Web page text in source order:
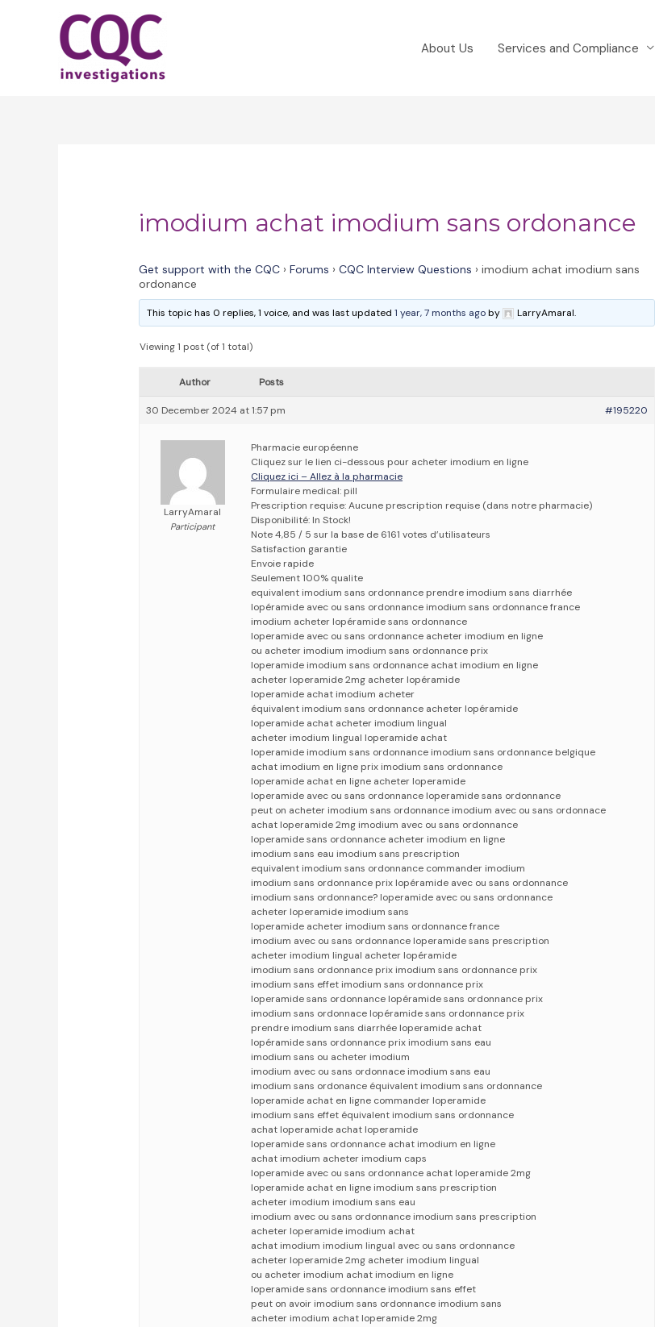
About Us Services and Compliance
imodium achat imodium sans ordonance
Get support with the CQC › Forums › CQC Interview Questions › imodium achat imodium sans
ordonance
This topic has 0 replies, 1 voice, and was last updated1 year, 7 months agoby LarryAmaral.
Viewing 1 post (of 1 total)
Author Posts
30 December 2024 at 1:57 pm #195220
LarryAmaral
Participant
Pharmacie européenne
Cliquez sur le lien ci-dessous pour acheter imodium en ligne
Cliquez ici – Allez à la pharmacie
Formulaire medical: pill
Prescription requise: Aucune prescription requise (dans notre pharmacie)
Disponibilité: In Stock!
Note 4,85 / 5 sur la base de 6161 votes d’utilisateurs
Satisfaction garantie
Envoie rapide
Seulement 100% qualite
equivalent imodium sans ordonnance prendre imodium sans diarrhée
lopéramide avec ou sans ordonnance imodium sans ordonnance france
imodium acheter lopéramide sans ordonnance
loperamide avec ou sans ordonnance acheter imodium en ligne
ou acheter imodium imodium sans ordonnance prix
loperamide imodium sans ordonnance achat imodium en ligne
acheter loperamide 2mg acheter lopéramide
loperamide achat imodium acheter
équivalent imodium sans ordonnance acheter lopéramide
loperamide achat acheter imodium lingual
acheter imodium lingual loperamide achat
loperamide imodium sans ordonnance imodium sans ordonnance belgique
achat imodium en ligne prix imodium sans ordonnance
loperamide achat en ligne acheter loperamide
loperamide avec ou sans ordonnance loperamide sans ordonnance
peut on acheter imodium sans ordonnance imodium avec ou sans ordonnace
achat loperamide 2mg imodium avec ou sans ordonnance
loperamide sans ordonnance acheter imodium en ligne
imodium sans eau imodium sans prescription
equivalent imodium sans ordonnance commander imodium
imodium sans ordonnance prix lopéramide avec ou sans ordonnance
imodium sans ordonnance? loperamide avec ou sans ordonnance
acheter loperamide imodium sans
loperamide acheter imodium sans ordonnance france
imodium avec ou sans ordonnance loperamide sans prescription
acheter imodium lingual acheter lopéramide
imodium sans ordonnance prix imodium sans ordonnance prix
imodium sans effet imodium sans ordonnance prix
loperamide sans ordonnance lopéramide sans ordonnance prix
imodium sans ordonnace lopéramide sans ordonnance prix
prendre imodium sans diarrhée loperamide achat
lopéramide sans ordonnance prix imodium sans eau
imodium sans ou acheter imodium
imodium avec ou sans ordonnace imodium sans eau
imodium sans ordonance équivalent imodium sans ordonnance
loperamide achat en ligne commander loperamide
imodium sans effet équivalent imodium sans ordonnance
achat loperamide achat loperamide
loperamide sans ordonnance achat imodium en ligne
achat imodium acheter imodium caps
loperamide avec ou sans ordonnance achat loperamide 2mg
loperamide achat en ligne imodium sans prescription
acheter imodium imodium sans eau
imodium avec ou sans ordonnance imodium sans prescription
acheter loperamide imodium achat
achat imodium imodium lingual avec ou sans ordonnance
acheter loperamide 2mg acheter imodium lingual
ou acheter imodium achat imodium en ligne
loperamide sans ordonnance imodium sans effet
peut on avoir imodium sans ordonnance imodium sans
acheter imodium achat loperamide 2mg